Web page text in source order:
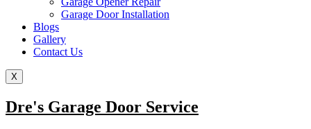
Garage Door Installation
Blogs
Gallery
Contact Us
X
Dre's Garage Door Service